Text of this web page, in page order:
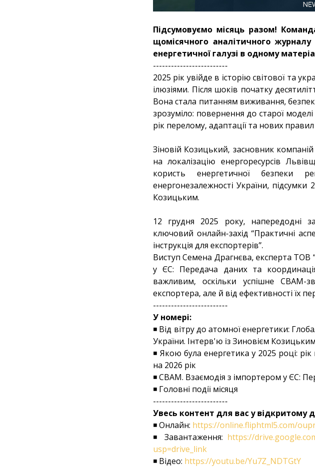
Підсумовуємо місяць разом!
щомісячного аналітичного
енергетичної галузі в одному
-------------------------
2025 рік увійде в історію світової та
ілюзіями. Після шоків початку
Вона стала питанням виживання,
зрозуміло: повернення до старої
рік перелому, адаптації та нових
Зіновій Козицький, засновник
на локалізацію енергоресурсів
користь енергетичної безпеки
енергонезалежності України,
Козицьким.
12 грудня 2025 року, напередодні
ключовий онлайн-захід “Практичні
інструкція для експортерів”.
Виступ Семена Драгнєва, експерта ТОВ
у ЄС: Передача даних та
важливим, оскільки успішне CBAM-
експортера, але й від ефективності їх
-------------------------
У номері:
◾ Від вітру до атомної енергетики:
України. Інтерв'ю із Зиновієм Козицьким
◾ Якою була енергетика у 2025 році:
на 2026 рік
◾ CBAM. Взаємодія з імпортером у ЄС:
◾ Головні події місяця
-------------------------
Увесь контент для вас у відкритому
◾ Онлайн: https://online.fliphtml5.com/
◾ Завантаження: https://
usp=drive_link
◾ Відео: https://youtu.be/Yu7Z_NDTGtY